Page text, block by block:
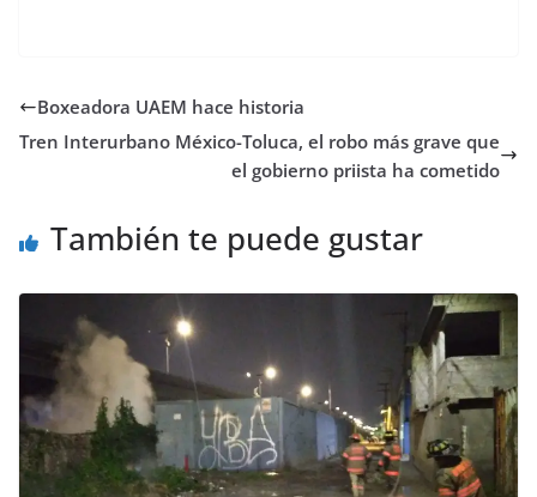
Boxeadora UAEM hace historia
Tren Interurbano México-Toluca, el robo más grave que
el gobierno priista ha cometido
También te puede gustar